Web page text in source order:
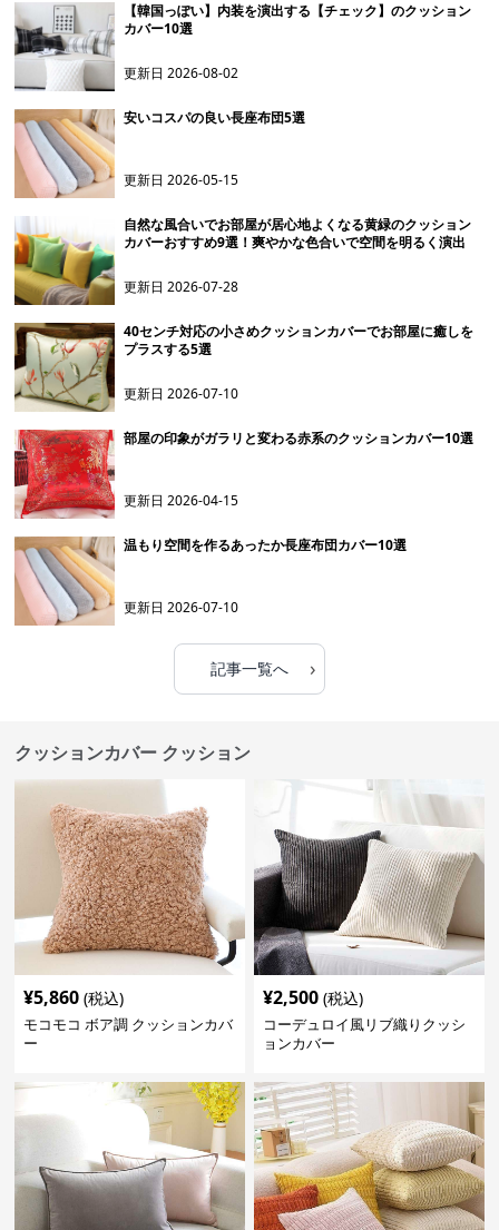
【韓国っぽい】内装を演出する【チェック】のクッション
カバー10選
更新日2026-08-02
安いコスパの良い長座布団5選
更新日2026-05-15
自然な風合いでお部屋が居心地よくなる黄緑のクッション
カバーおすすめ9選！爽やかな色合いで空間を明るく演出
更新日2026-07-28
40センチ対応の小さめクッションカバーでお部屋に癒しを
プラスする5選
更新日2026-07-10
部屋の印象がガラリと変わる赤系のクッションカバー10選
更新日2026-04-15
温もり空間を作るあったか長座布団カバー10選
更新日2026-07-10
記事一覧へ ›
クッションカバー クッション
¥5,860 (税込)
モコモコ ボア調 クッションカバ
ー
¥2,500 (税込)
コーデュロイ風リブ織りクッシ
ョンカバー